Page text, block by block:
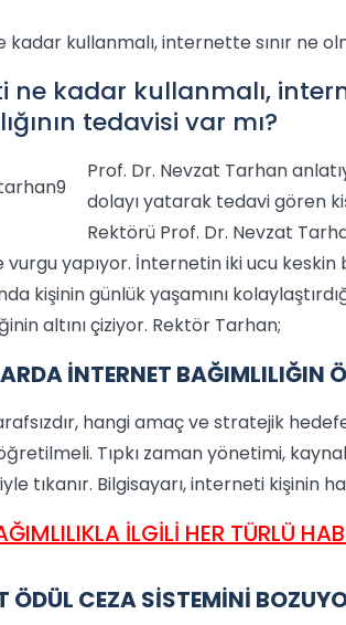
kullanmalı, internette sınır ne
ne kadar kullanmalı,
tedavisi var mı?
Prof. Dr. Nevzat Tarhan
dolayı yatarak tedavi gören
Rektörü Prof. Dr. Nevzat
yapıyor. İnternetin iki ucu
kişinin günlük yaşamını
altını çiziyor. Rektör Tarhan;
İNTERNET BAĞIMLILIĞIN
hangi amaç ve stratejik
Tıpkı zaman yönetimi,
tıkanır. Bilgisayarı, interneti kişinin
İLGİLİ HER TÜRLÜ
ÖDÜL CEZA SİSTEMİNİ